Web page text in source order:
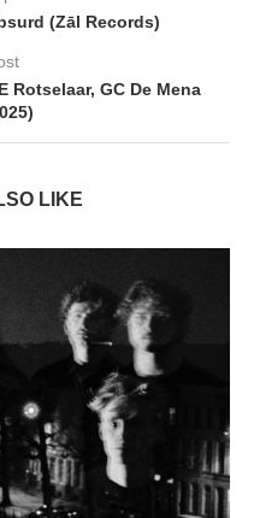
(Zāl Records)
Rotselaar, GC De Mena
LIKE